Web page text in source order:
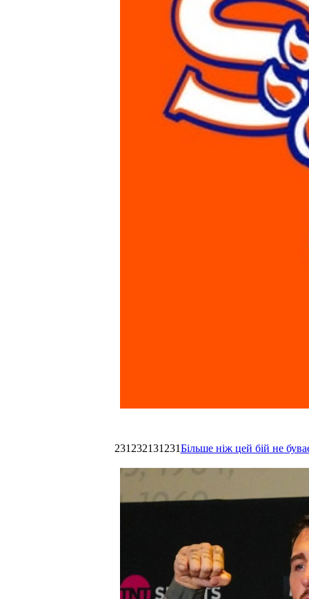
231232131231Більше ніж цей бій не